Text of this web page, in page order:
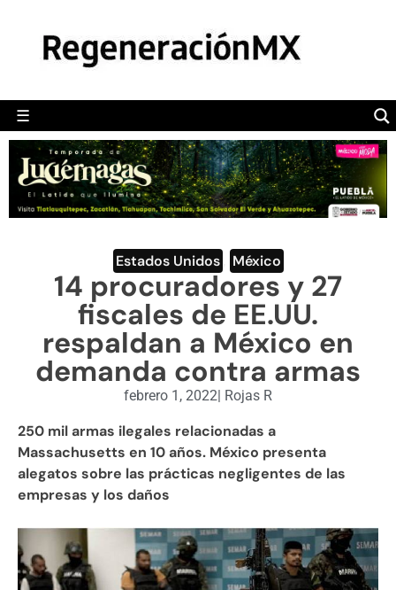
☰
POLÍTICA
CAMALEÓN
OPINIÓN
DEPORTES
ENGLISH SECTION
VIDEOS
Estados Unidos México
14 procuradores y 27
fiscales de EE.UU.
respaldan a México en
demanda contra armas
febrero 1, 2022| Rojas R
250 mil armas ilegales relacionadas a
Massachusetts en 10 años. México presenta
alegatos sobre las prácticas negligentes de las
empresas y los daños